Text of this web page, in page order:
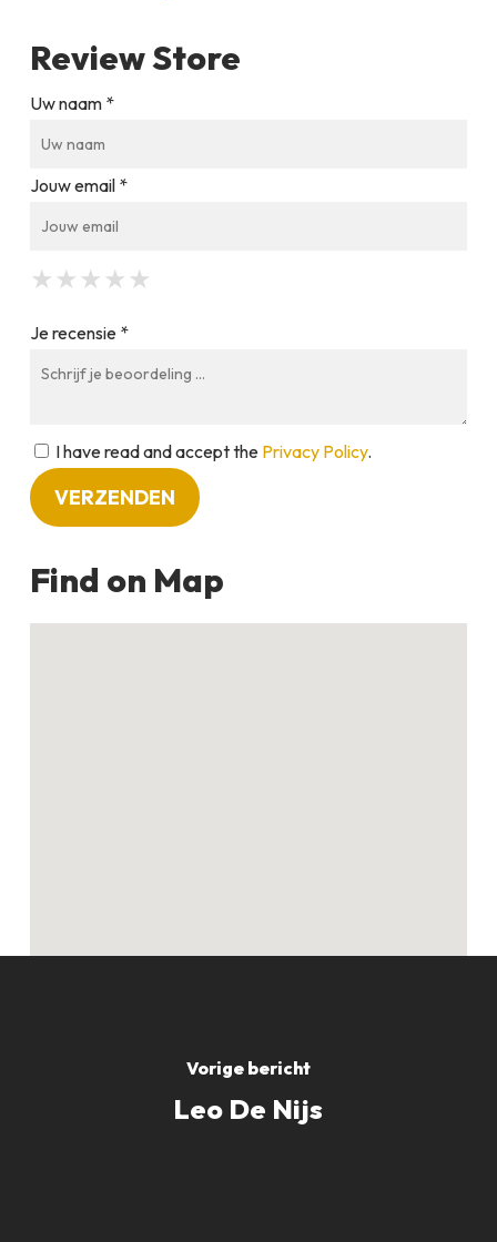
Review Store
Uw naam *
Jouw email *
★
★ ★
★ ★ ★
★ ★ ★ ★
★ ★ ★ ★ ★
Je recensie *
I have read and accept the Privacy Policy.
Find on Map
Vorige bericht
Leo De Nijs